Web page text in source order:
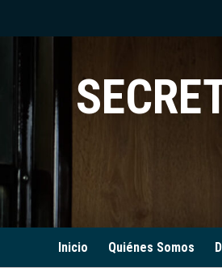
Inicio Quiénes Somos